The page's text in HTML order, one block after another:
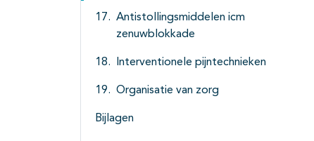
Antistollingsmiddelen icm
zenuwblokkade
Interventionele pijntechnieken
Organisatie van zorg
Bijlagen